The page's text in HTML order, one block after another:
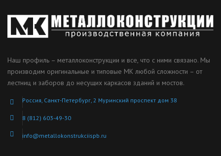
Наш профиль – металлоконструкции и все, что с ними связано. Мы
производим оригинальные и типовые МК любой сложности – от
лестниц и заборов до несущих каркасов зданий и мостов.
Россия, Санкт-Петербург, 2 Муринский проспект дом 38
8 (812) 603-49-30
info@metallokonstrukciispb.ru